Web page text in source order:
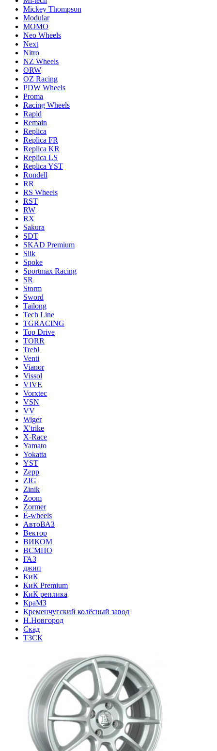
Mickey Thompson
Modular
MOMO
Neo Wheels
Next
Nitro
NZ Wheels
ORW
OZ Racing
PDW Wheels
Proma
Racing Wheels
Rapid
Remain
Replica
Replica FR
Replica KR
Replica LS
Replica YST
Rondell
RR
RS Wheels
RST
RW
RX
Sakura
SDT
SKAD Premium
Slik
Spoke
Sportmax Racing
SR
Storm
Sword
Tailong
Tech Line
TGRACING
Top Drive
TORR
Trebl
Venti
Vianor
Vissol
VIVE
Vorxtec
VSN
VV
Wiger
X'trike
X-Race
Yamato
Yokatta
YST
Zepp
ZIG
Zinik
Zoom
Zormer
Ё-wheels
АвтоВАЗ
Вектор
ВИКОМ
ВСМПО
ГАЗ
джип
КиК
КиК Premium
КиК реплика
КраМЗ
Кременчугский колёсный завод
Н.Новгород
Скад
ТЗСК